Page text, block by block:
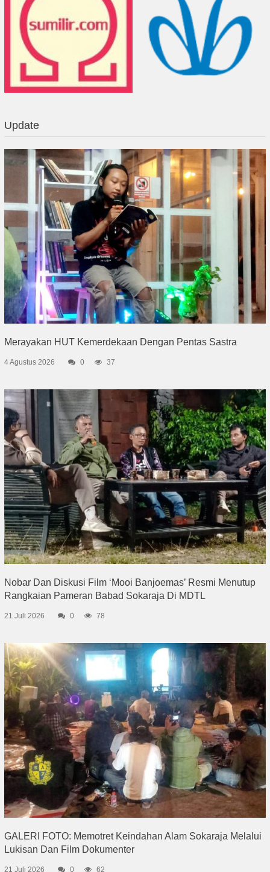
Update
Merayakan HUT Kemerdekaan Dengan Pentas Sastra
4 Agustus 2026 0 37
Nobar Dan Diskusi Film ‘Mooi Banjoemas’ Resmi Menutup
Rangkaian Pameran Babad Sokaraja Di MDTL
21 Juli 2026 0 78
GALERI FOTO: Memotret Keindahan Alam Sokaraja Melalui
Lukisan Dan Film Dokumenter
21 Juli 2026 0 62